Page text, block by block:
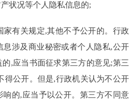
状况等个人隐私信息的;
家有关规定,其他不予公开的。行政
涉及商业秘密或者个人隐私,公开
,应当书面征求第三方的意见;第三
得公开。但是,行政机关认为不公开
的,应当予以公开。第三方不同意